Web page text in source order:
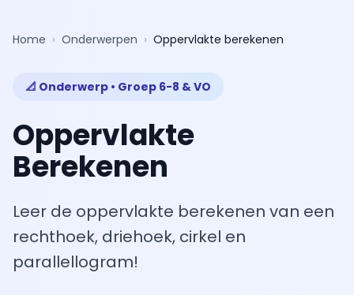
Home › Onderwerpen › Oppervlakte berekenen
📐 Onderwerp • Groep 6-8 & VO
Oppervlakte
Berekenen
Leer de oppervlakte berekenen van een
rechthoek, driehoek, cirkel en
parallellogram!